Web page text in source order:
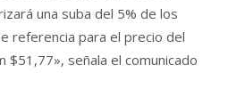
una suba del 5% de los
referencia para el precio del
$51,77», señala el comunicado